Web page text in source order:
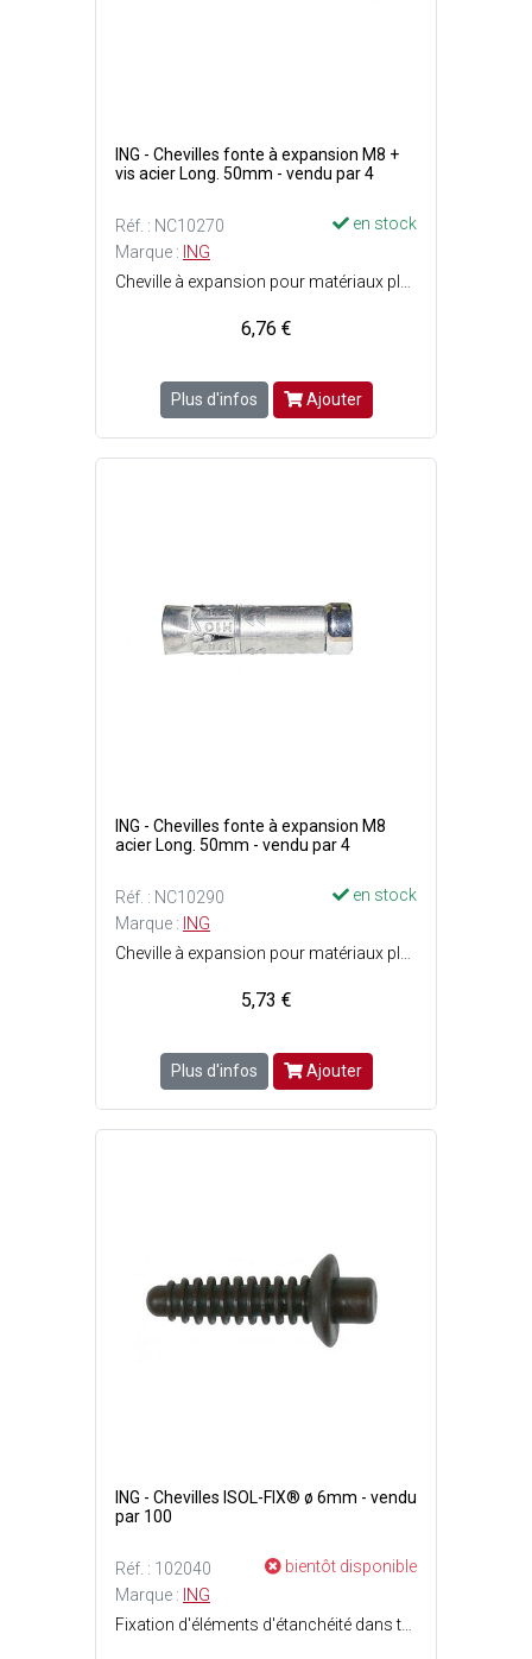
ING - Chevilles fonte à expansion M8 +
vis acier Long. 50mm - vendu par 4
Réf. : NC10270
en stock
Marque : ING
6,76 €
Plus d'infos Ajouter
ING - Chevilles fonte à expansion M8
acier Long. 50mm - vendu par 4
Réf. : NC10290
en stock
Marque : ING
5,73 €
Plus d'infos Ajouter
ING - Chevilles ISOL-FIX® ø 6mm - vendu
par 100
Réf. : 102040
bientôt disponible
Marque : ING